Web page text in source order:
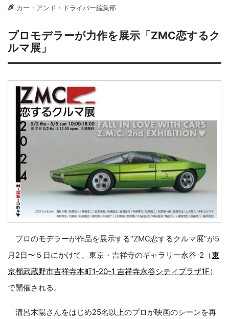
カー・アンド・ドライバー編集部
プロモデラーが力作を展示「ZMC恋するク
ルマ展」
プロのモデラーが作品を展示する“ZMC恋するクルマ展”が5
月2日〜５日にかけて、東京・吉祥寺のギャラリー永谷-2（東
京都武蔵野市吉祥寺本町1-20-1 吉祥寺永谷シティプラザ1F）
で開催される。
溝呂木陽さんをはじめ25名以上のプロが映画のシーンを再